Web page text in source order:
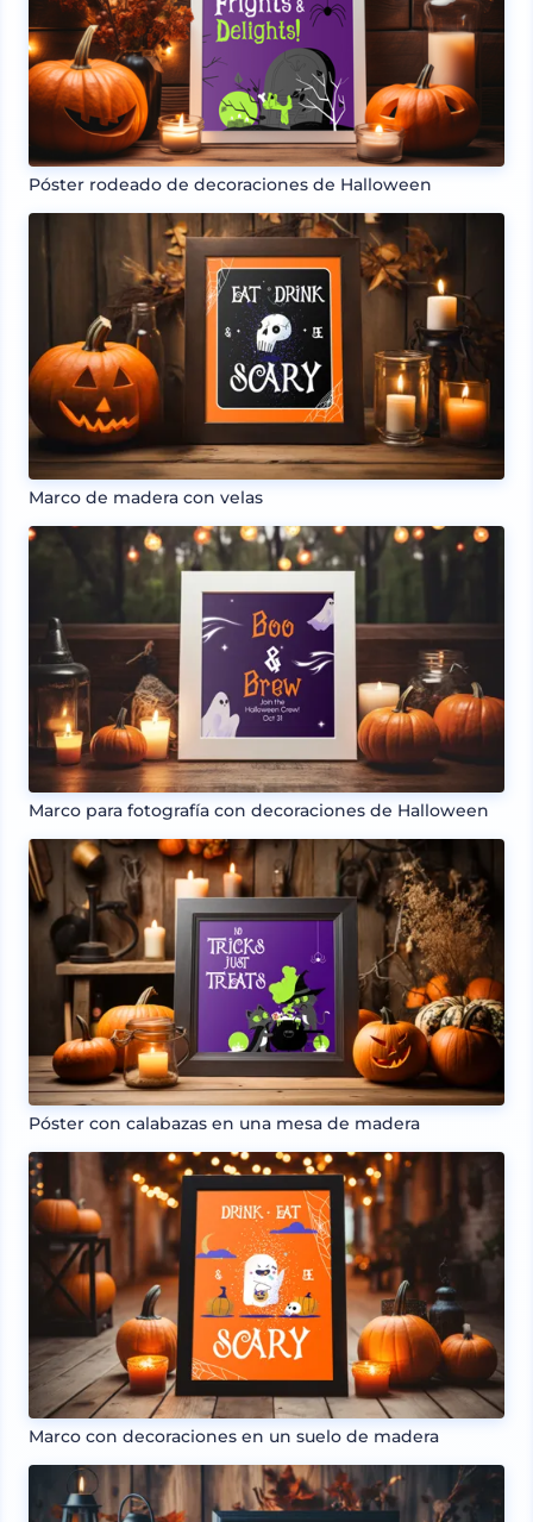
Póster rodeado de decoraciones de Halloween
Marco de madera con velas
Marco para fotografía con decoraciones de Halloween
Póster con calabazas en una mesa de madera
Marco con decoraciones en un suelo de madera